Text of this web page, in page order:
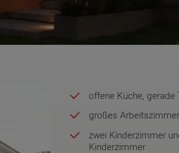
offene Küche, gerade
großes
zwei Kinderzimmer
Kinderzimmer